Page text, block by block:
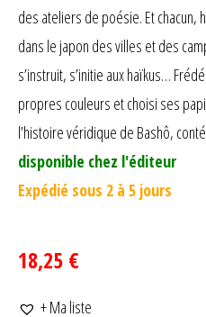
des ateliers de poésie. Et chacun,
dans le japon des villes et des
s’instruit, s’initie aux haïkus…
propres couleurs et choisi ses
l’histoire véridique de Bashô,
disponible chez l'éditeur
Expédié sous 2 à 5 jours
18,25 €
+ Ma liste